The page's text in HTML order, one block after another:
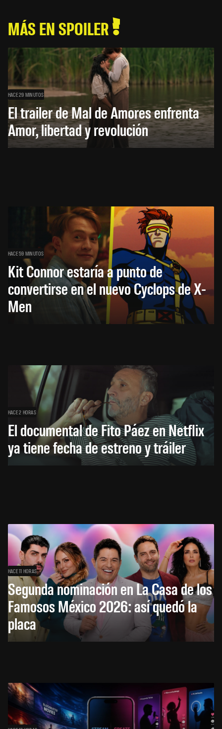
MÁS EN SPOILER
HACE 29 MINUTOS
El trailer de Mal de Amores enfrenta
Amor, libertad y revolución
HACE 59 MINUTOS
Kit Connor estaría a punto de
convertirse en el nuevo Cyclops de X-
Men
HACE 2 HORAS
El documental de Fito Páez en Netflix
ya tiene fecha de estreno y tráiler
HACE 11 HORAS
Segunda nominación en La Casa de los
Famosos México 2026: así quedó la
placa